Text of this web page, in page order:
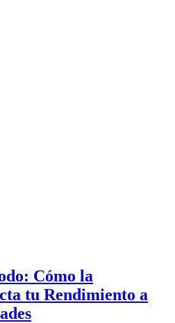
Cómo la
tu Rendimiento a